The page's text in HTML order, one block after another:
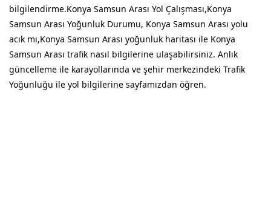
bilgilendirme.Konya Samsun Arası Yol Çalışması,Konya
Samsun Arası Yoğunluk Durumu, Konya Samsun Arası yolu
acık mı,Konya Samsun Arası yoğunluk haritası ile Konya
Samsun Arası trafik nasıl bilgilerine ulaşabilirsiniz. Anlık
güncelleme ile karayollarında ve şehir merkezindeki Trafik
Yoğunluğu ile yol bilgilerine sayfamızdan öğren.